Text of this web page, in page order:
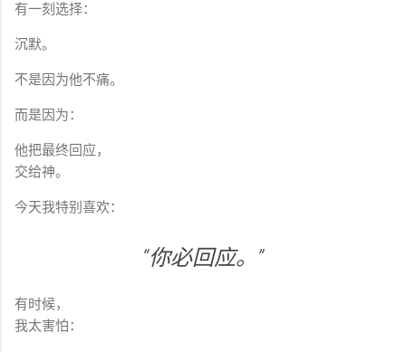
有一刻选择：
沉默。
不是因为他不痛。
而是因为：
他把最终回应，
交给神。
今天我特别喜欢：
“你必回应。”
有时候，
我太害怕：